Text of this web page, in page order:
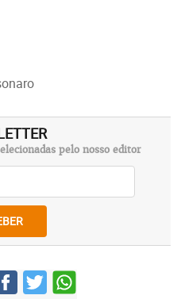
pelo nosso editor